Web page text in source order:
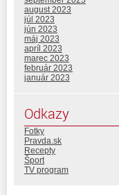
august 2023
júl 2023
jún 2023
máj 2023
apríl 2023
marec 2023
február 2023
január 2023
Odkazy
Fotky
Pravda.sk
Recepty
Šport
TV program